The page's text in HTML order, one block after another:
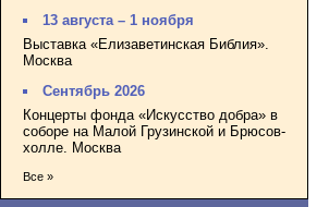
13 августа – 1 ноября
Выставка «Елизаветинская Библия».
Москва
Сентябрь 2026
Концерты фонда «Искусство добра» в
соборе на Малой Грузинской и Брюсов-
холле. Москва
Все »